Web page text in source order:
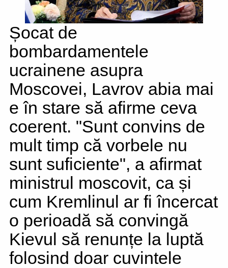
Șocat de
bombardamentele
ucrainene asupra
Moscovei, Lavrov abia mai
e în stare să afirme ceva
coerent. "Sunt convins de
mult timp că vorbele nu
sunt suficiente", a afirmat
ministrul moscovit, ca și
cum Kremlinul ar fi încercat
o perioadă să convingă
Kievul să renunțe la luptă
folosind doar cuvintele